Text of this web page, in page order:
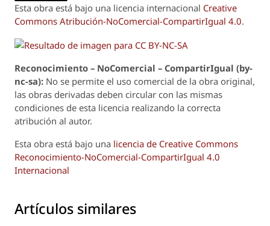
Esta obra está bajo una licencia internacional Creative
Commons Atribución-NoComercial-CompartirIgual 4.0.
Reconocimiento – NoComercial – CompartirIgual (by-
nc-sa): No se permite el uso comercial de la obra original,
las obras derivadas deben circular con las mismas
condiciones de esta licencia realizando la correcta
atribución al autor.
Esta obra está bajo una licencia de Creative Commons
Reconocimiento-NoComercial-CompartirIgual 4.0
Internacional
Artículos similares